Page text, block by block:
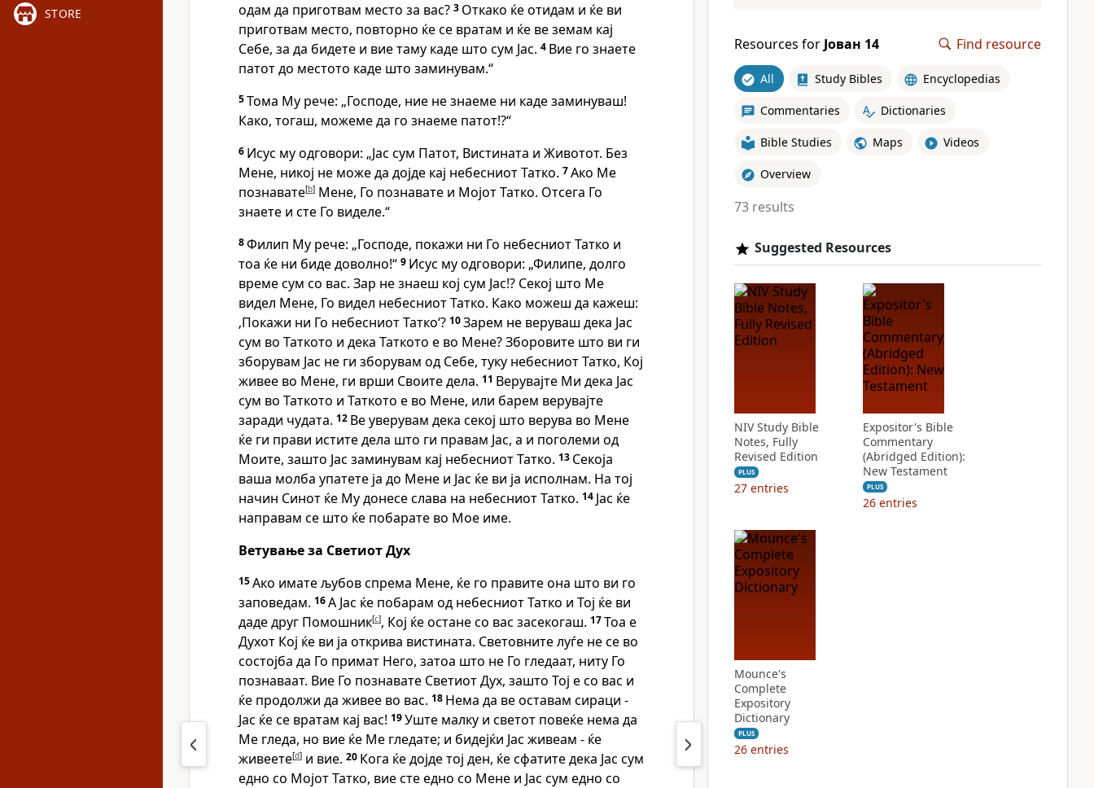
STORE
одам да приготвам место за вас? 3 Откако ќе отидам и ќе ви
приготвам место, повторно ќе се вратам и ќе ве земам кај
Себе, за да бидете и вие таму каде што сум Јас. 4 Вие го знаете
патот до местото каде што заминувам.“
5Тома Му рече: „Господе, ние не знаеме ни каде заминуваш!
Како, тогаш, можеме да го знаеме патот!?“
6 Исус му одговори: „Јас сум Патот, Вистината и Животот. Без
Мене, никој не може да дојде кај небесниот Татко. 7Ако Ме
познавате[b] Мене, Го познавате и Мојот Татко. Отсега Го
знаете и сте Го виделе.“
8Филип Му рече: „Господе, покажи ни Го небесниот Татко и
тоа ќе ни биде доволно!“ 9 Исус му одговори: „Филипе, долго
време сум со вас. Зар не знаеш кој сум Јас!? Секој што Ме
видел Мене, Го видел небесниот Татко. Како можеш да кажеш:
‚Покажи ни Го небесниот Татко‘? 10Зарем не веруваш дека Јас
сум во Таткото и дека Таткото е во Мене? Зборовите што ви ги
зборувам Јас не ги зборувам од Себе, туку небесниот Татко, Кој
живее во Мене, ги врши Своите дела. 11 Верувајте Ми дека Јас
сум во Таткото и Таткото е во Мене, или барем верувајте
заради чудата. 12 Ве уверувам дека секој што верува во Мене
ќе ги прави истите дела што ги правам Јас, а и поголеми од
Моите, зашто Јас заминувам кај небесниот Татко. 13 Секоја
ваша молба упатете ја до Мене и Јас ќе ви ја исполнам. На тој
начин Синот ќе Му донесе слава на небесниот Татко. 14 Јас ќе
направам се што ќе побарате во Мое име.
Ветување за Светиот Дух
15Ако имате љубов спрема Мене, ќе го правите она што ви го
заповедам. 16А Јас ќе побарам од небесниот Татко и Тој ќе ви
даде друг Помошник[c], Кој ќе остане со вас засекогаш. 17Тоа е
Духот Кој ќе ви ја открива вистината. Световните луѓе не се во
состојба да Го примат Него, затоа што не Го гледаат, ниту Го
познаваат. Вие Го познавате Светиот Дух, зашто Тој е со вас и
ќе продолжи да живее во вас. 18 Нема да ве оставам сираци -
Јас ќе се вратам кај вас! 19Уште малку и светот повеќе нема да
Ме гледа, но вие ќе Ме гледате; и бидејќи Јас живеам - ќе
живеете[d] и вие. 20 Кога ќе дојде тој ден, ќе сфатите дека Јас сум
едно со Мојот Татко, вие сте едно со Мене и Јас сум едно со
Resources for Јован 14 Find resource
All Study Bibles Encyclopedias
Commentaries Dictionaries
Bible Studies Maps Videos
Overview
73 results
Suggested Resources
NIV Study Bible
Notes, Fully
Revised Edition
PLUS
27 entries
Expositor's Bible
Commentary
(Abridged Edition):
New Testament
PLUS
26 entries
Mounce's
Complete
Expository
Dictionary
PLUS
26 entries